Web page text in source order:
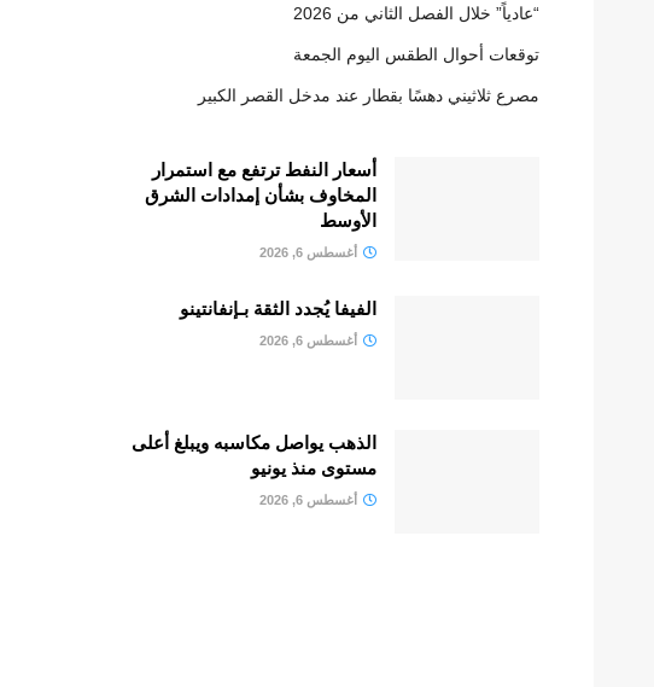
“عادياً” خلال الفصل الثاني من 2026
توقعات أحوال الطقس اليوم الجمعة
مصرع ثلاثيني دهسًا بقطار عند مدخل القصر الكبير
أسعار النفط ترتفع مع استمرار
المخاوف بشأن إمدادات الشرق
الأوسط
أغسطس 6, 2026
الفيفا يُجدد الثقة بـإنفانتينو
أغسطس 6, 2026
الذهب يواصل مكاسبه ويبلغ أعلى
مستوى منذ يونيو
أغسطس 6, 2026